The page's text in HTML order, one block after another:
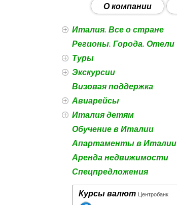
О компании
Италия. Все о стране
Регионы. Города. Отели
Туры
Экскурсии
Визовая поддержка
Авиарейсы
Италия детям
Обучение в Италии
Апартаменты в Италии
Аренда недвижимости
Спецпредложения
Курсы валют Центробанк
ведут в Рим с 28 декабря